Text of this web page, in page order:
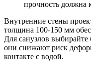
прочность должна
Внутренние стены
толщина 100-150 мм
Для санузлов
они снижают риск
контакте с водой.